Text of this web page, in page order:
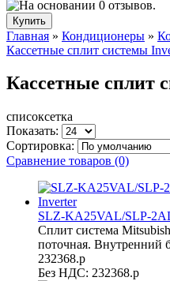
Главная » Кондиционеры »
Кассетные сплит системы
Кассетные сплит
списоксетка
Показать:
Сортировка:
Сравнение товаров (0)
SLZ-KA25VAL/SLP-
Сплит система
поточная. Внутренний
232368.р
Без НДС: 232368.р